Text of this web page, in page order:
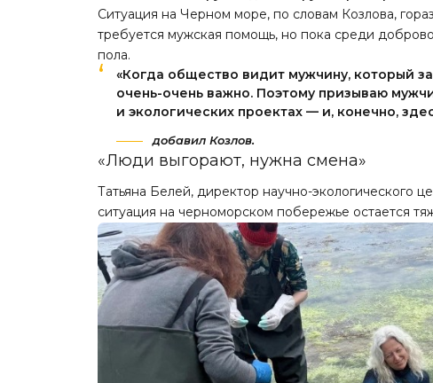
Ситуация на Черном море, по словам Козлова,
требуется мужская помощь, но пока среди
пола.
«Когда общество видит мужчину, который
очень-очень важно. Поэтому призываю
и экологических проектах — и, конечно,
добавил Козлов.
«Люди выгорают, нужна смена»
Татьяна Белей, директор научно-экологического
ситуация на черноморском побережье остается